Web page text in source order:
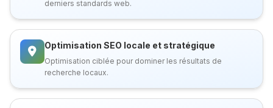
derniers standards web.
Optimisation SEO locale et stratégique
Optimisation ciblée pour dominer les résultats de
recherche locaux.